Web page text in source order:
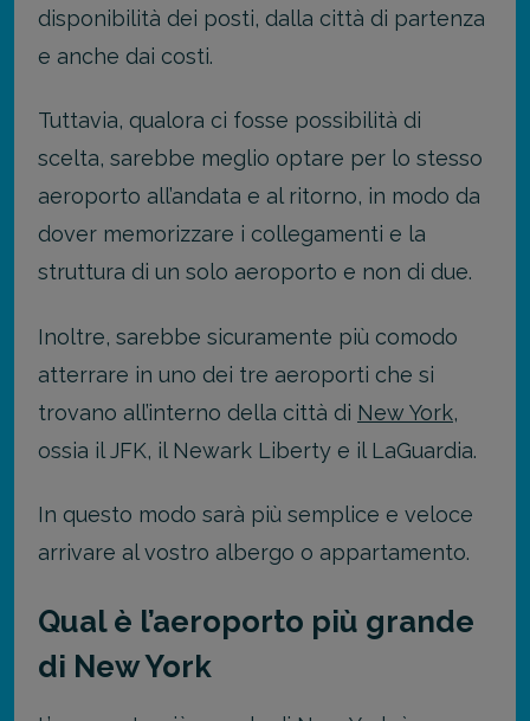
disponibilità dei posti, dalla città di partenza
e anche dai costi.
Tuttavia, qualora ci fosse possibilità di
scelta, sarebbe meglio optare per lo stesso
aeroporto all’andata e al ritorno, in modo da
dover memorizzare i collegamenti e la
struttura di un solo aeroporto e non di due.
Inoltre, sarebbe sicuramente più comodo
atterrare in uno dei tre aeroporti che si
trovano all’interno della città di New York,
ossia il JFK, il Newark Liberty e il LaGuardia.
In questo modo sarà più semplice e veloce
arrivare al vostro albergo o appartamento.
Qual è l’aeroporto più grande
di New York